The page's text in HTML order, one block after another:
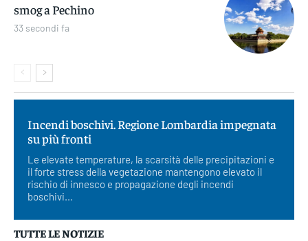
smog a Pechino
33 secondi fa
Incendi boschivi. Regione Lombardia impegnata
su più fronti
Le elevate temperature, la scarsità delle precipitazioni e
il forte stress della vegetazione mantengono elevato il
rischio di innesco e propagazione degli incendi
boschivi...
TUTTE LE NOTIZIE